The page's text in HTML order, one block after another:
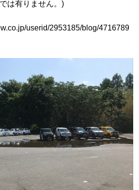
は有りません。)
userid/2953185/blog/4716789